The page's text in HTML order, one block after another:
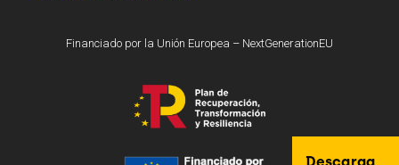
Descarga
Financiado por la Unión Europea – NextGenerationEU